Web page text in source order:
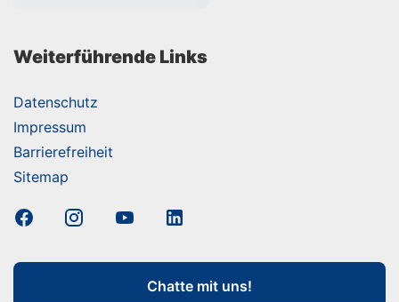
Weiterführende Links
Datenschutz
Impressum
Barrierefreiheit
Sitemap
Chatte mit uns!